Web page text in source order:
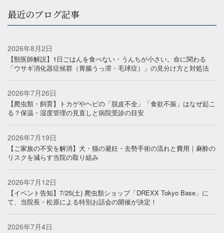
最近のブログ記事
2026年8月2日
【獣医師解説】1日ごはんを食べない・うんちが小さい。命に関わる
「ウサギ消化器症候群（胃腸うっ滞・毛球症）」の見分け方と対処法
2026年7月26日
【爬虫類・飼育】トカゲやヘビの「脱皮不全」「食欲不振」はなぜ起こ
る？保温・湿度管理の見直しと病院受診の目安
2026年7月19日
【ご家族の不安を解消】犬・猫の避妊・去勢手術の流れと費用｜麻酔の
リスクを減らす当院の取り組み
2026年7月12日
【イベント告知】7/25(土) 爬虫類ショップ「DREXX Tokyo Base」に
て、当院長・松原による特別お話会の開催が決定！
2026年7月4日